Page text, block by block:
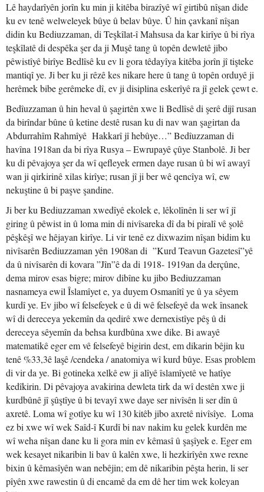
Lê haydarîyên jorîn ku min ji kitêba birazîyê wî girtibû nîşan dide
ku ev tenê welweleyek bûye û belav bûye. Û hin çavkanî nîşan
didin ku Bediuzzaman, di Teşkîlat-î Mahsusa da kar kirîye û bi rîya
teşkîlatê di despêka şer da ji Muşê tang û topên dewletê jibo
pêwistîyê birîye Bedlîsê ku ev li gora têdayîya kitêba jorîn jî tişteke
mantiqî ye. Ji ber ku ji rêzê kes nikare here û tang û topên orduyê ji
herêmek bibe gerêmeke dî, ev ji disiplina eskerîyê ra jî gelek çewt e.
Bedîuzzaman û hin heval û şagirtên xwe li Bedlîsê di şerê dijî rusan
da birîndar bûne û ketine destê rusan ku di nav wan şagirtan da
Abdurrahîm Rahmîyê Hakkarî jî hebûye…” Bedîuzzaman di
havîna 1918an da bi rîya Rusya – Ewrupayê çûye Stanbolê. Ji ber
ku di pêvajoya şer da wî qefleyek ermen daye rusan û bi wî awayî
wan ji qirkirinê xilas kirîye; rusan jî ji ber wê qencîya wî, ew
nekuştine û bi paşve şandine.
Ji ber ku Bediuzzaman xwedîyê ekolek e, lêkolînên li ser wî jî
giring û pêwist in û loma min di nivîsareka dî da bi piralî vê şolê
pêşkêşî we hêjayan kirîye. Li vir tenê ez dixwazim nîşan bidim ku
nivîsarên Bediuzzaman yên 1908an di ”Kurd Teavun Gazetesî”yê
da û nivîsarên di kovara ”Jîn”ê da di 1918- 1919an da derçûne,
dema mirov esas bigre; mirov dibîne ku jibo Bediuzzaman
nasnameya ewil Îslamîyet e, ya duyem Osmanîtî ye û ya sêyem
kurdî ye. Ev jibo wî felsefeyek e û di wê felsefeyê da wek însanek
wî di dereceya yekemîn da qedirê xwe dernexistîye pêş û di
dereceya sêyemîn da behsa kurdbûna xwe dike. Bi awayê
matematikê eger em vê felsefeyê bigirin dest, em dikarin bêjin ku
tenê %33,3ê laşê /cendeka / anatomiya wî kurd bûye. Esas problem
di vir da ye. Bi gotineka xelkê ew ji alîyê îslamîyetê ve hatîye
kedîkirin. Di pêvajoya avakirina dewleta tirk da wî destên xwe ji
kurdbûnê jî şûştîye û bi tevayî xwe daye ser nivîsên li ser dîn û
axretê. Loma wî gotîye ku wî 130 kitêb jibo axretê nivîsîye. Loma
ez bi xwe wî wek Saîd-î Kurdî bi nav nakim ku gelek kurdên me
wî weha nîşan dane ku li gora min ev kêmasî û şaşîyek e. Eger em
wek kesayet nikaribin li bav û kalên xwe, li hezkirîyên xwe rexne
bixin û kêmasîyên wan nebêjin; em dê nikaribin pêşta herin, li ser
pîyên xwe rawestin û di encamê da em dê her tim wek koleyan